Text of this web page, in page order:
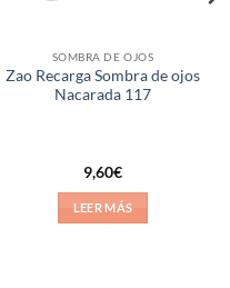
SOMBRA DE OJOS
Zao Recarga Sombra de ojos
Nacarada 117
9,60€
LEER MÁS